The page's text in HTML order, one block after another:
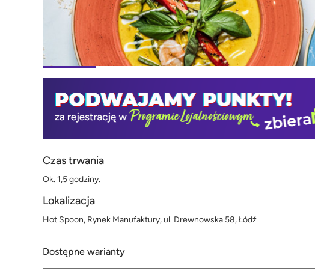
Czas trwania
Ok. 1,5 godziny.
Lokalizacja
Hot Spoon, Rynek Manufaktury, ul. Drewnowska 58, Łódź
Dostępne warianty